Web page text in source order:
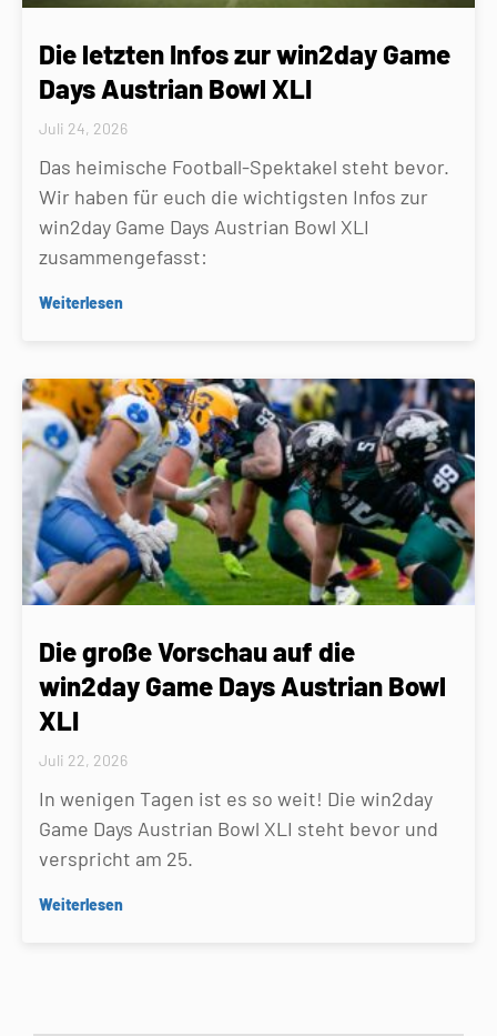
Die letzten Infos zur win2day Game
Days Austrian Bowl XLI
Juli 24, 2026
Das heimische Football-Spektakel steht bevor.
Wir haben für euch die wichtigsten Infos zur
win2day Game Days Austrian Bowl XLI
zusammengefasst:
Weiterlesen
Die große Vorschau auf die
win2day Game Days Austrian Bowl
XLI
Juli 22, 2026
In wenigen Tagen ist es so weit! Die win2day
Game Days Austrian Bowl XLI steht bevor und
verspricht am 25.
Weiterlesen